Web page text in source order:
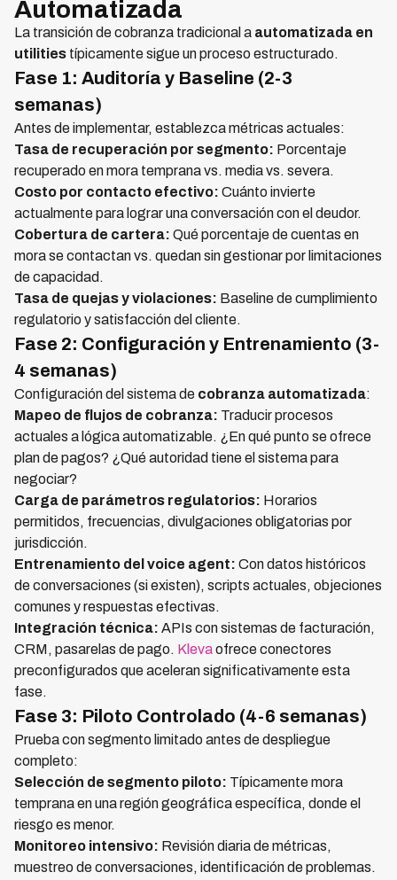
Automatizada
La transición de cobranza tradicional a automatizada en
utilities típicamente sigue un proceso estructurado.
Fase 1: Auditoría y Baseline (2-3
semanas)
Antes de implementar, establezca métricas actuales:
Tasa de recuperación por segmento: Porcentaje
recuperado en mora temprana vs. media vs. severa.
Costo por contacto efectivo: Cuánto invierte
actualmente para lograr una conversación con el deudor.
Cobertura de cartera: Qué porcentaje de cuentas en
mora se contactan vs. quedan sin gestionar por limitaciones
de capacidad.
Tasa de quejas y violaciones: Baseline de cumplimiento
regulatorio y satisfacción del cliente.
Fase 2: Configuración y Entrenamiento (3-
4 semanas)
Configuración del sistema de cobranza automatizada:
Mapeo de flujos de cobranza: Traducir procesos
actuales a lógica automatizable. ¿En qué punto se ofrece
plan de pagos? ¿Qué autoridad tiene el sistema para
negociar?
Carga de parámetros regulatorios: Horarios
permitidos, frecuencias, divulgaciones obligatorias por
jurisdicción.
Entrenamiento del voice agent: Con datos históricos
de conversaciones (si existen), scripts actuales, objeciones
comunes y respuestas efectivas.
Integración técnica: APIs con sistemas de facturación,
CRM, pasarelas de pago. Klevaofrece conectores
preconfigurados que aceleran significativamente esta
fase.
Fase 3: Piloto Controlado (4-6 semanas)
Prueba con segmento limitado antes de despliegue
completo:
Selección de segmento piloto: Típicamente mora
temprana en una región geográfica específica, donde el
riesgo es menor.
Monitoreo intensivo: Revisión diaria de métricas,
muestreo de conversaciones, identificación de problemas.